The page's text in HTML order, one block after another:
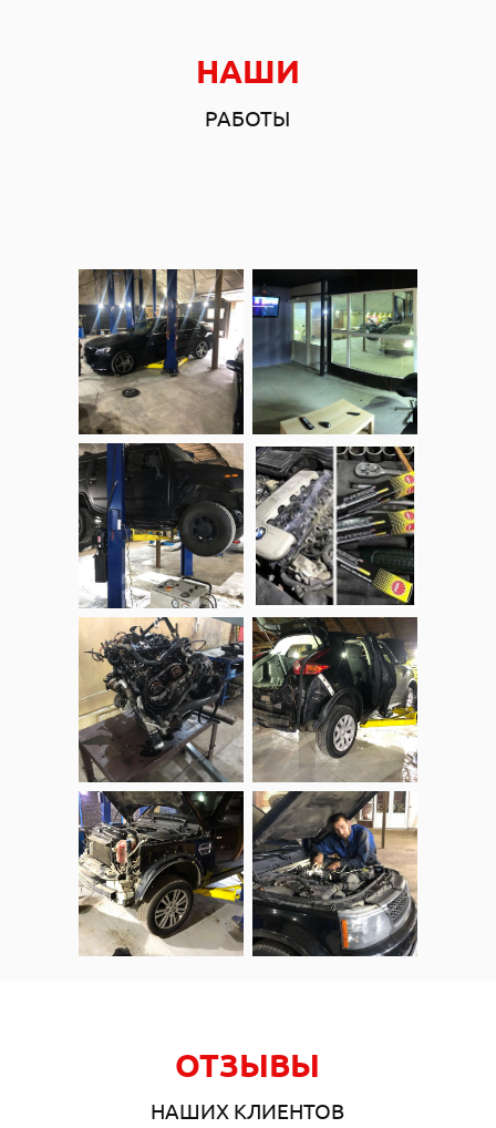
НАШИ
РАБОТЫ
ОТЗЫВЫ
НАШИХ КЛИЕНТОВ